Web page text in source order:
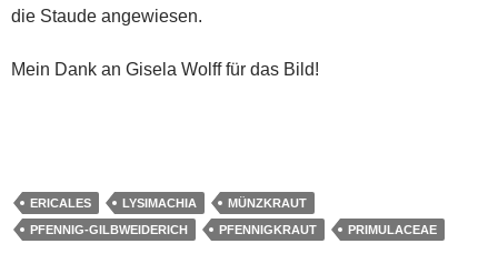
die Staude angewiesen.
Mein Dank an Gisela Wolff für das Bild!
ERICALES LYSIMACHIA
MÜNZKRAUT
PFENNIG-GILBWEIDERICH
PFENNIGKRAUT PRIMULACEAE